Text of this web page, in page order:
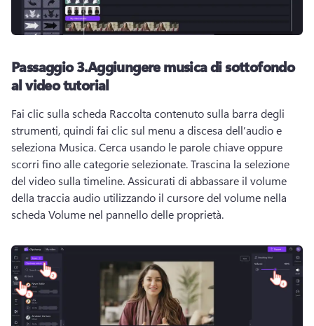
Passaggio 3.Aggiungere musica di sottofondo
al video tutorial
Fai clic sulla scheda Raccolta contenuto sulla barra degli
strumenti, quindi fai clic sul menu a discesa dell’audio e
seleziona Musica. Cerca usando le parole chiave oppure
scorri fino alle categorie selezionate. Trascina la selezione
del video sulla timeline. Assicurati di abbassare il volume
della traccia audio utilizzando il cursore del volume nella
scheda Volume nel pannello delle proprietà.